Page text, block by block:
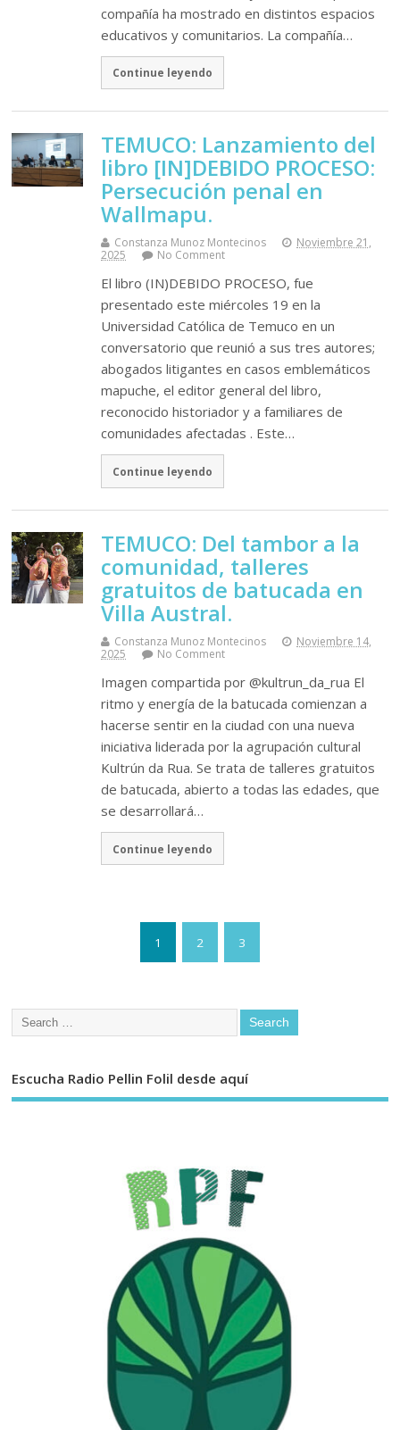
compañía ha mostrado en distintos espacios
educativos y comunitarios. La compañía…
Continue leyendo
TEMUCO: Lanzamiento del
libro [IN]DEBIDO PROCESO:
Persecución penal en
Wallmapu.
Constanza Munoz Montecinos
Noviembre 21,
2025
No Comment
El libro (IN)DEBIDO PROCESO, fue
presentado este miércoles 19 en la
Universidad Católica de Temuco en un
conversatorio que reunió a sus tres autores;
abogados litigantes en casos emblemáticos
mapuche, el editor general del libro,
reconocido historiador y a familiares de
comunidades afectadas . Este…
Continue leyendo
TEMUCO: Del tambor a la
comunidad, talleres
gratuitos de batucada en
Villa Austral.
Constanza Munoz Montecinos
Noviembre 14,
2025
No Comment
Imagen compartida por @kultrun_da_rua El
ritmo y energía de la batucada comienzan a
hacerse sentir en la ciudad con una nueva
iniciativa liderada por la agrupación cultural
Kultrún da Rua. Se trata de talleres gratuitos
de batucada, abierto a todas las edades, que
se desarrollará…
Continue leyendo
1 2 3
Escucha Radio Pellin Folil desde aquí